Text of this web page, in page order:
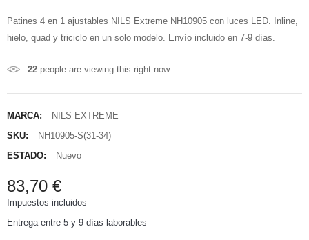
Patines 4 en 1 ajustables NILS Extreme NH10905 con luces LED. Inline,
hielo, quad y triciclo en un solo modelo. Envío incluido en 7-9 días.
22 people are viewing this right now
MARCA:
NILS EXTREME
SKU:
NH10905-S(31-34)
ESTADO:
Nuevo
83,70 €
Impuestos incluidos
Entrega entre 5 y 9 días laborables